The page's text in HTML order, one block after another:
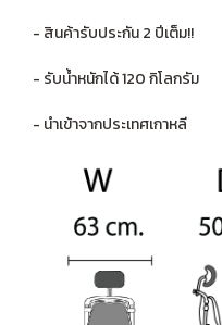
- สินค้ารับประกัน 2 ปีเต็ม!!
- รับน้ำหนักได้ 120 กิโลกรัม
- นำเข้าจากประเทศเกาหลี